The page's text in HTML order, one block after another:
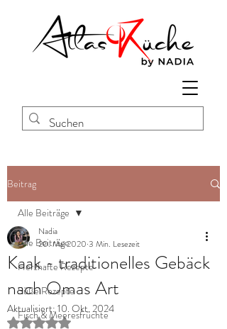
Beitrag
Alle Beiträge
Herzhafte Rezepte
Süße Rezepte
Fisch & Meeresfrüchte
Alle Beiträge
Kaak - traditionelles Gebäck
nach Omas Art
Nadia
20. Mai 2020 3 Min. Lesezeit
Aktualisiert:10. Okt. 2024
Mit NaN von 5 Sternen bewertet.